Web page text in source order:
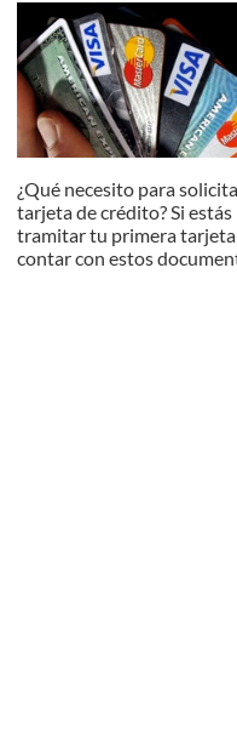
¿Qué necesito para
tarjeta de crédito? Si
tramitar tu primera tarjeta
contar con estos